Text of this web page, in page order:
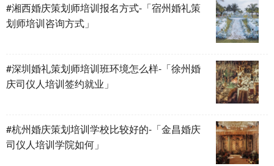
#湘西婚庆策划师培训报名方式-「宿州婚礼策
划师培训咨询方式」
#深圳婚礼策划师培训班环境怎么样-「徐州婚
庆司仪人培训签约就业」
#杭州婚庆策划培训学校比较好的-「金昌婚庆
司仪人培训学院如何」